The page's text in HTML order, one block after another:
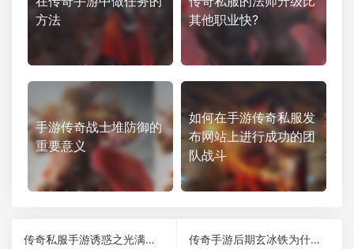
方法
其他职业快?
手游传奇战士堆防御的
重要意义
如何在手游传奇私服发
布网站上进行成功的团
队战斗
传奇私服手游诱惑之光满级后真的无敌吗
传奇手游后期玄冰铁为什么价格昂贵？